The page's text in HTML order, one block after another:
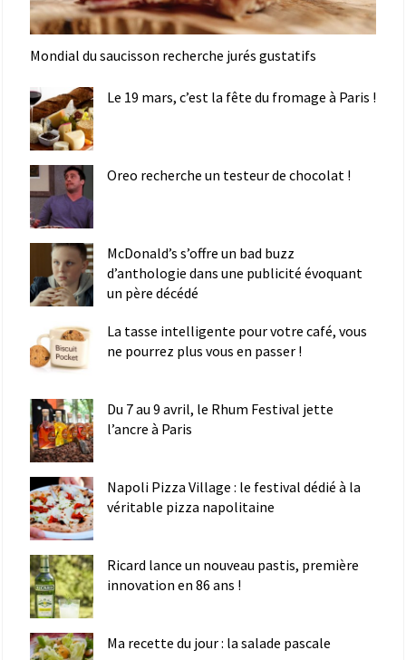
Mondial du saucisson recherche jurés gustatifs
Le 19 mars, c’est la fête du fromage à Paris !
Oreo recherche un testeur de chocolat !
McDonald’s s’offre un bad buzz
d’anthologie dans une publicité évoquant
un père décédé
La tasse intelligente pour votre café, vous
ne pourrez plus vous en passer !
Du 7 au 9 avril, le Rhum Festival jette
l’ancre à Paris
Napoli Pizza Village : le festival dédié à la
véritable pizza napolitaine
Ricard lance un nouveau pastis, première
innovation en 86 ans !
Ma recette du jour : la salade pascale